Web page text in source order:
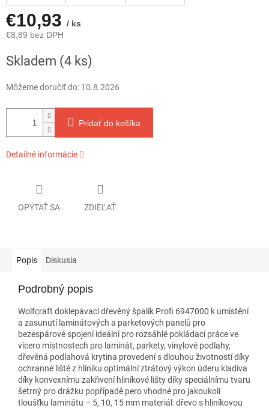
€10,93 / ks
€8,89 bez DPH
cena:
Skladem (4 ks)
Môžeme doručiť do: 10.8.2026
Pridať do košíka
Detailné informácie
OPÝTAŤ SA ZDIEĽAŤ
Popis Diskusia
Podrobný popis
Wolfcraft doklepávací dřevěný špalík Profi 6947000 k umístění
a zasunutí laminátových a parketových panelů pro
bezespárové spojení ideální pro rozsáhlé pokládací práce ve
vícero místnostech pro laminát, parkety, vinylové podlahy,
dřevěná podlahová krytina provedení s dlouhou životností díky
ochranné liště z hliníku optimální ztrátový výkon úderu kladiva
díky konvexnímu zakřivení hliníkové lišty díky speciálnímu tvaru
šetrný pro drážku popřípadě pero vhodné pro jakoukoli
tloušťku laminátu – 5, 10, 15 mm materiál: dřevo s hliníkovou